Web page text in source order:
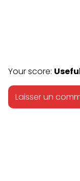
Your score: